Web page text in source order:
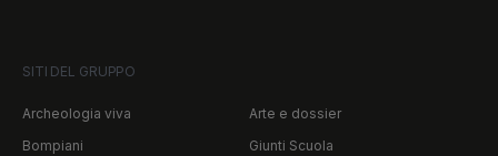
SITI DEL GRUPPO
Archeologia viva
Arte e dossier
Bompiani
Giunti Scuola